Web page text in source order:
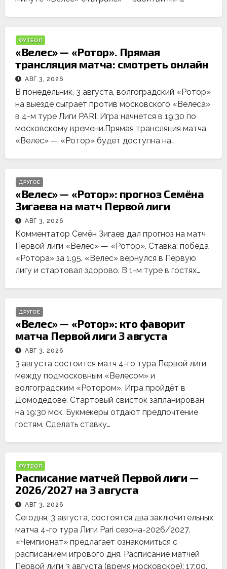
ФУТБОЛ
«Велес» — «Ротор». Прямая
трансляция матча: смотреть онлайн
АВГ 3, 2026
В понедельник, 3 августа, волгоградский «Ротор»
на выезде сыграет против московского «Велеса»
в 4-м туре Лиги PARI. Игра начнется в 19:30 по
московскому времени.Прямая трансляция матча
«Велес» — «Ротор» будет доступна на…
ДРУГОЕ
«Велес» — «Ротор»: прогноз Семёна
Зигаева на матч Первой лиги
АВГ 3, 2026
Комментатор Семён Зигаев дал прогноз на матч
Первой лиги «Велес» — «Ротор». Ставка: победа
«Ротора» за 1.95. «Велес» вернулся в Первую
лигу и стартовал здорово. В 1-м туре в гостях…
ДРУГОЕ
«Велес» — «Ротор»: кто фаворит
матча Первой лиги 3 августа
АВГ 3, 2026
3 августа состоится матч 4-го тура Первой лиги
между подмосковным «Велесом» и
волгоградским «Ротором». Игра пройдёт в
Домодедове. Стартовый свисток запланирован
на 19:30 мск. Букмекеры отдают предпочтение
гостям. Сделать ставку…
ФУТБОЛ
Расписание матчей Первой лиги —
2026/2027 на 3 августа
АВГ 3, 2026
Сегодня, 3 августа, состоятся два заключительных
матча 4-го тура Лиги Pari сезона-2026/2027.
«Чемпионат» предлагает ознакомиться с
расписанием игрового дня. Расписание матчей
Первой лиги 3 августа (время московское): 17:00.